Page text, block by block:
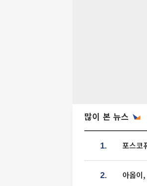
많이 본 뉴스
1. 포스코
2. 아옳이